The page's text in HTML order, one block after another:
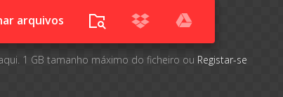
arquivos
1 GB tamanho máximo do ficheiro ou Registar-se